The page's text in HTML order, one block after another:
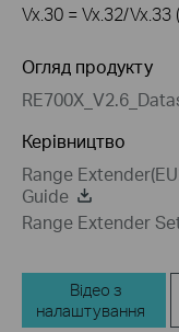
Vx.30 = Vx.32/Vx.33
Огляд продукту
Керівництво
Range
Guide
Range Extender
Відео з
налаштування